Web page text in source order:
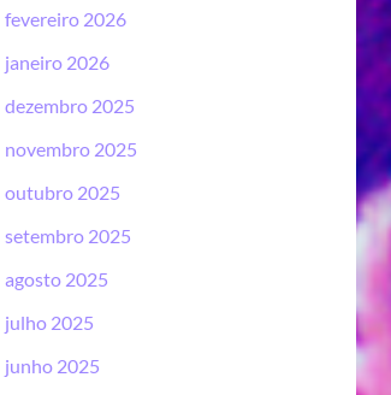
fevereiro 2026
janeiro 2026
dezembro 2025
novembro 2025
outubro 2025
setembro 2025
agosto 2025
julho 2025
junho 2025